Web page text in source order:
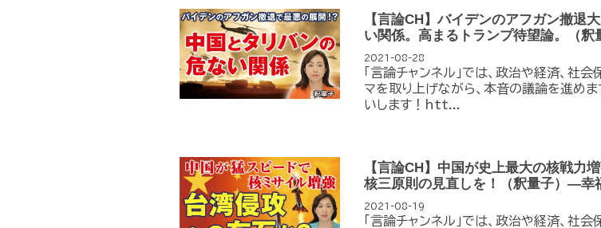
【言論CH】バイデンのアフガン撤退
い関係。高まるトランプ待望論。（
2021-08-28
「言論チャンネル」では、政治や経済、
マを取り上げながら、本音の議論を進
いします！htt...
【言論CH】中国が史上最大の核戦力
核三原則の見直しを！（釈量子）—
2021-08-19
「言論チャンネル」では、政治や経済、